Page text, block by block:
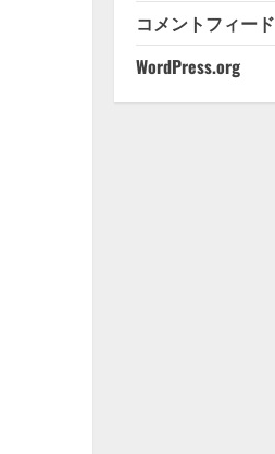
コメントフィード
WordPress.org